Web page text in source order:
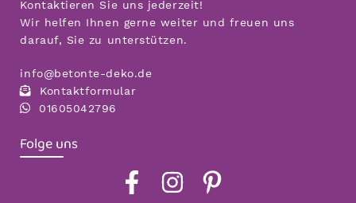
Kontaktieren Sie uns jederzeit!
Wir helfen Ihnen gerne weiter und freuen uns
darauf, Sie zu unterstützen.
info@betonte-deko.de
Kontaktformular
01605042796
Folge uns